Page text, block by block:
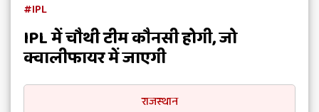
#IPL
IPL में चौथी टीम कौनसी होगी, जो
क्वालीफायर में जाएगी
राजस्थान